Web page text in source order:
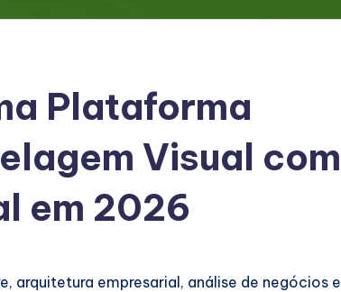
Plataforma
Visual com
em 2026
arquitetura empresarial, análise de negócios e